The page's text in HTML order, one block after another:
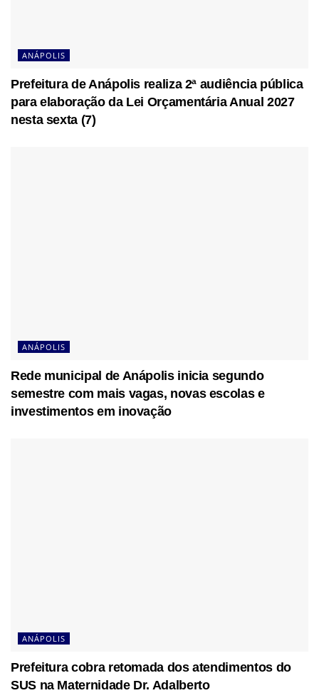
ANÁPOLIS
Prefeitura de Anápolis realiza 2ª audiência pública
para elaboração da Lei Orçamentária Anual 2027
nesta sexta (7)
ANÁPOLIS
Rede municipal de Anápolis inicia segundo
semestre com mais vagas, novas escolas e
investimentos em inovação
ANÁPOLIS
Prefeitura cobra retomada dos atendimentos do
SUS na Maternidade Dr. Adalberto